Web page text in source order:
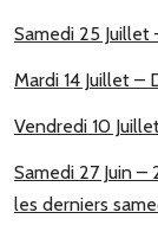
Samedi 25
Mardi 14 Juillet –
Vendredi 10
Samedi 27 Juin
les derniers